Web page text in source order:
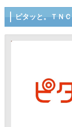
ピタッと。ＴＮＣ